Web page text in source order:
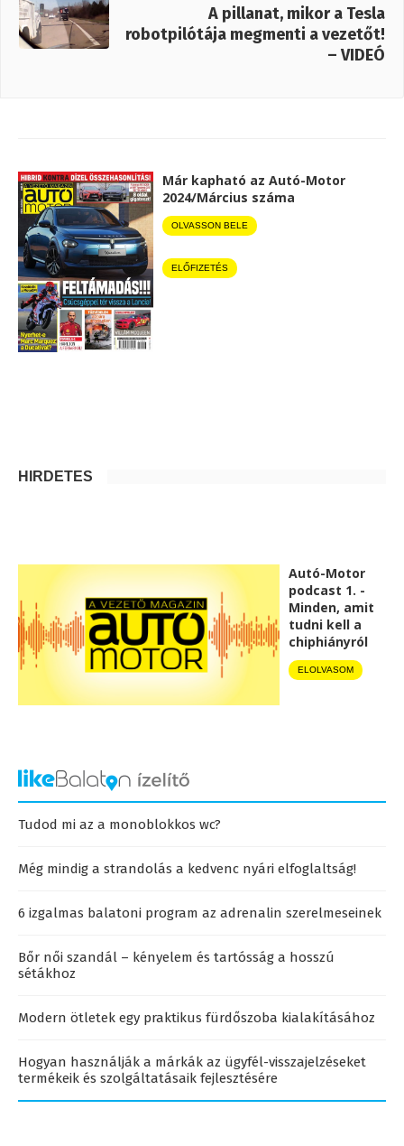
A pillanat, mikor a Tesla
robotpilótája megmenti a vezetőt!
– VIDEÓ
Már kapható az Autó-Motor
2024/Március száma
OLVASSON BELE
ELŐFIZETÉS
HIRDETÉS
Autó-Motor
podcast 1. -
Minden, amit
tudni kell a
chiphiányról
ELOLVASOM
Tudod mi az a monoblokkos wc?
Még mindig a strandolás a kedvenc nyári elfoglaltság!
6 izgalmas balatoni program az adrenalin szerelmeseinek
Bőr női szandál – kényelem és tartósság a hosszú
sétákhoz
Modern ötletek egy praktikus fürdőszoba kialakításához
Hogyan használják a márkák az ügyfél-visszajelzéseket
termékeik és szolgáltatásaik fejlesztésére